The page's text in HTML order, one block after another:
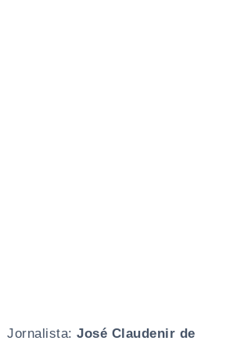
Jornalista: José Claudenir de